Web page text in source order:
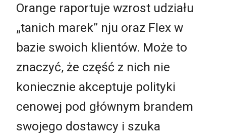
Orange raportuje wzrost udziału
„tanich marek” nju oraz Flex w
bazie swoich klientów. Może to
znaczyć, że część z nich nie
koniecznie akceptuje polityki
cenowej pod głównym brandem
swojego dostawcy i szuka